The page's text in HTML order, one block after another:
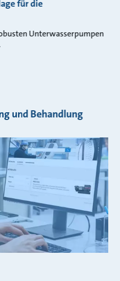
für die
Unterwasserpumpen
und Behandlung